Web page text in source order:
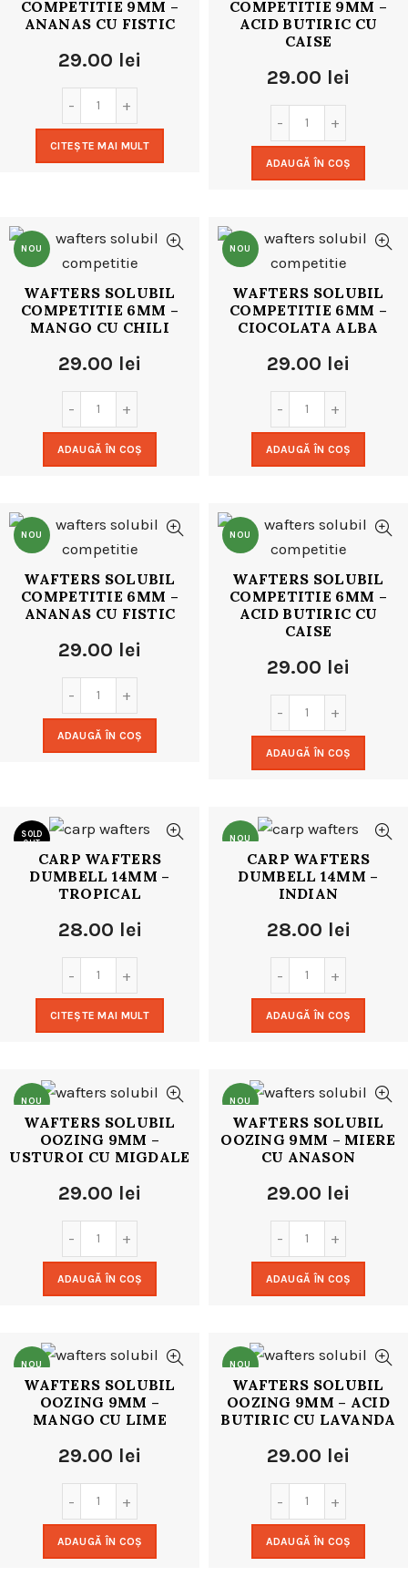
COMPETITIE 9MM –
ANANAS CU FISTIC
29.00 lei
CITEȘTE MAI MULT
COMPETITIE 9MM –
ACID BUTIRIC CU
CAISE
29.00 lei
ADAUGĂ ÎN COȘ
NOU
WAFTERS SOLUBIL
COMPETITIE 6MM –
MANGO CU CHILI
29.00 lei
ADAUGĂ ÎN COȘ
NOU
WAFTERS SOLUBIL
COMPETITIE 6MM –
CIOCOLATA ALBA
29.00 lei
ADAUGĂ ÎN COȘ
NOU
WAFTERS SOLUBIL
COMPETITIE 6MM –
ANANAS CU FISTIC
29.00 lei
ADAUGĂ ÎN COȘ
NOU
WAFTERS SOLUBIL
COMPETITIE 6MM –
ACID BUTIRIC CU
CAISE
29.00 lei
ADAUGĂ ÎN COȘ
SOLD
OUT
NOU
CARP WAFTERS
DUMBELL 14MM –
TROPICAL
28.00 lei
CITEȘTE MAI MULT
NOU
CARP WAFTERS
DUMBELL 14MM –
INDIAN
28.00 lei
ADAUGĂ ÎN COȘ
NOU
WAFTERS SOLUBIL
OOZING 9MM –
USTUROI CU MIGDALE
29.00 lei
ADAUGĂ ÎN COȘ
NOU
WAFTERS SOLUBIL
OOZING 9MM – MIERE
CU ANASON
29.00 lei
ADAUGĂ ÎN COȘ
NOU
WAFTERS SOLUBIL
OOZING 9MM –
MANGO CU LIME
29.00 lei
ADAUGĂ ÎN COȘ
NOU
WAFTERS SOLUBIL
OOZING 9MM – ACID
BUTIRIC CU LAVANDA
29.00 lei
ADAUGĂ ÎN COȘ